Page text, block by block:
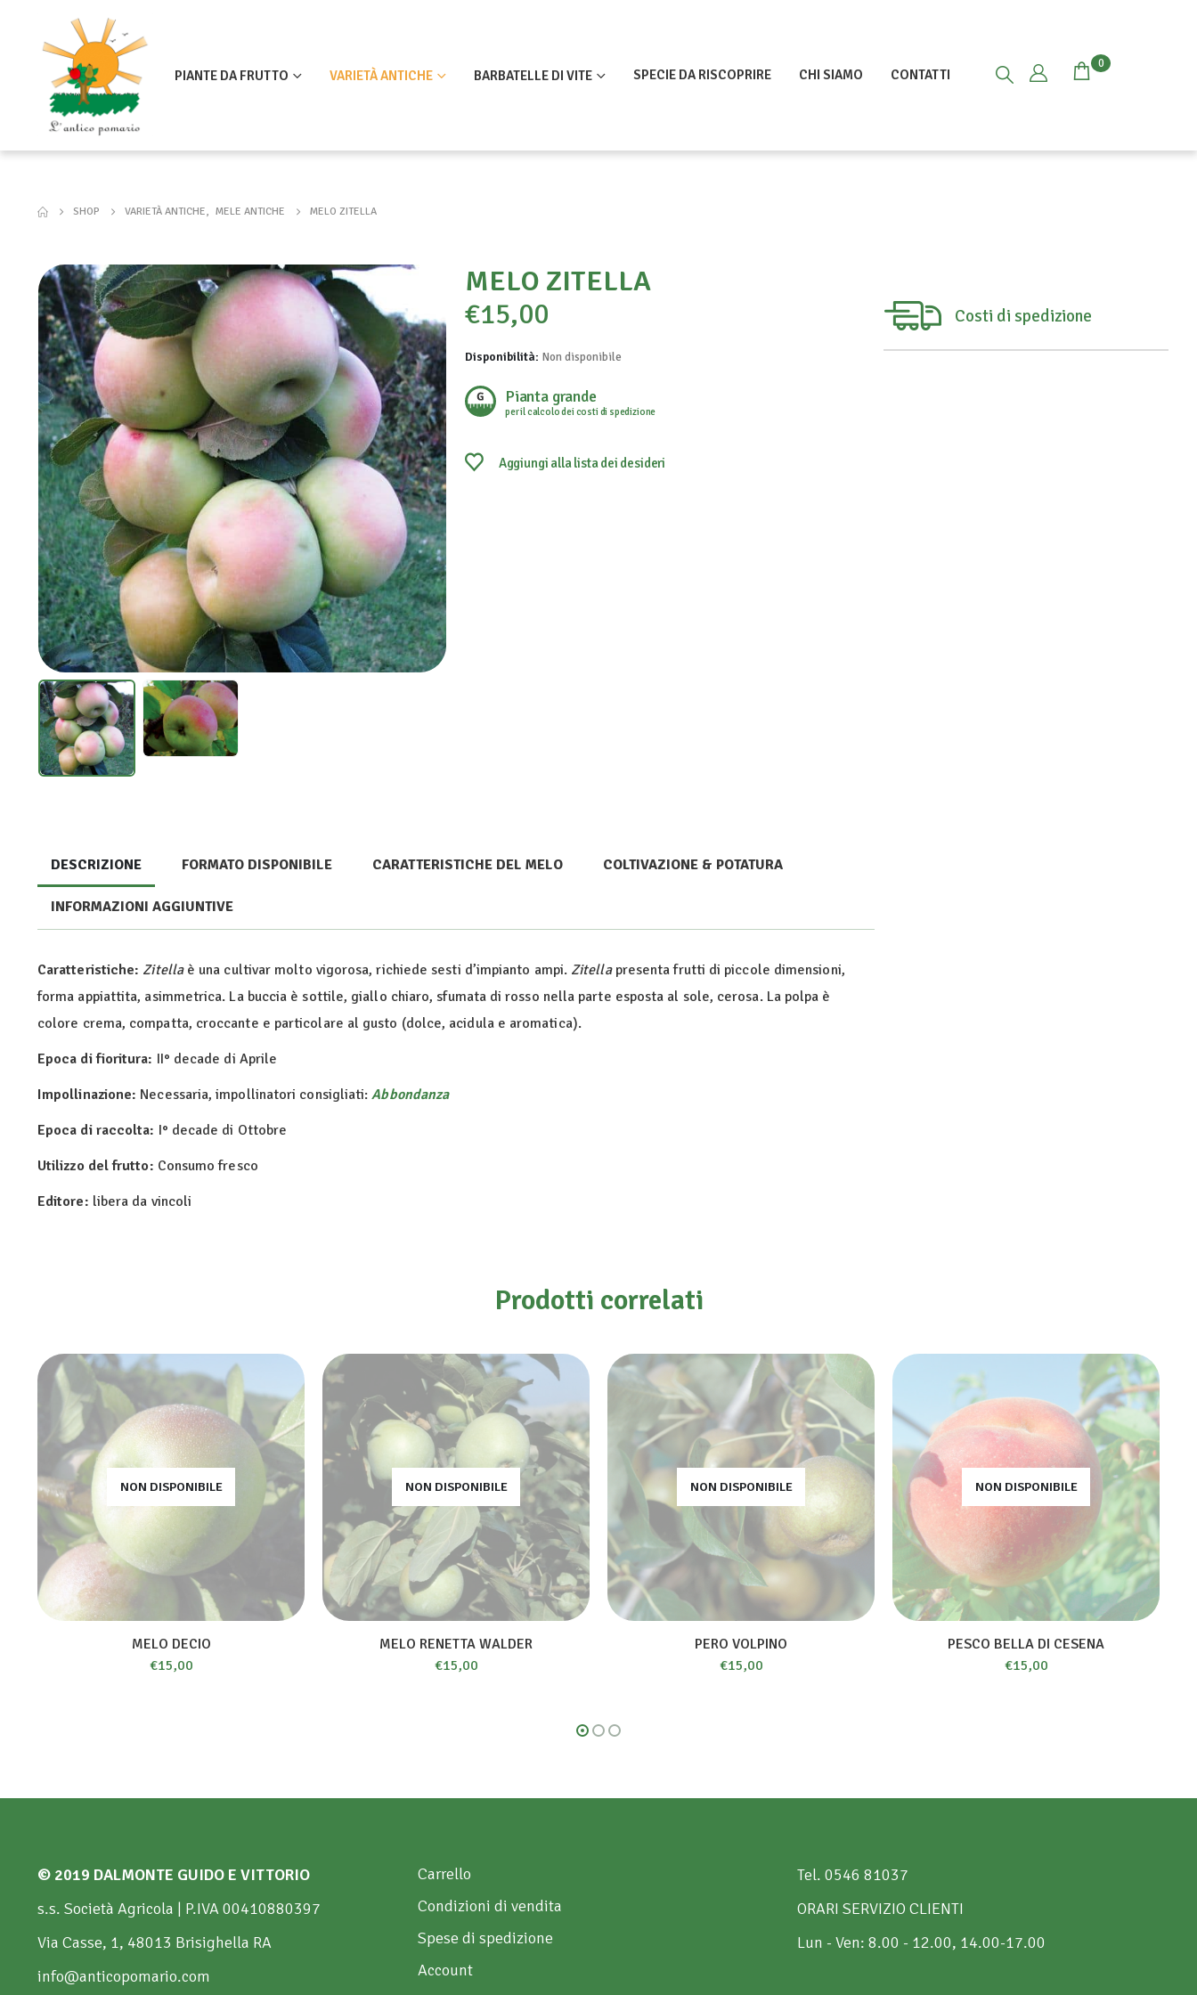
PIANTE DA FRUTTO VARIETÀ ANTICHE BARBATELLE DI VITE SPECIE DA RISCOPRIRE CHI SIAMO CONTATTI
0
SHOP VARIETÀ ANTICHE, MELE ANTICHE MELO ZITELLA
MELO ZITELLA
€15,00
Disponibilità: Non disponibile
Pianta grande
per il calcolo dei costi di spedizione
Aggiungi alla lista dei desideri
DESCRIZIONE FORMATO DISPONIBILE CARATTERISTICHE DEL MELO COLTIVAZIONE & POTATURA
INFORMAZIONI AGGIUNTIVE
Caratteristiche: Zitella è una cultivar molto vigorosa, richiede sesti d’impianto ampi. Zitellapresenta frutti di piccole dimensioni,
forma appiattita, asimmetrica. La buccia è sottile, giallo chiaro, sfumata di rosso nella parte esposta al sole, cerosa. La polpa è
colore crema, compatta, croccante e particolare al gusto (dolce, acidula e aromatica).
Epoca di fioritura: II° decade di Aprile
Impollinazione: Necessaria, impollinatori consigliati:Abbondanza
Epoca di raccolta: I° decade di Ottobre
Utilizzo del frutto: Consumo fresco
Editore: libera da vincoli
Costi di spedizione
Prodotti correlati
NON DISPONIBILE
MELO DECIO
€15,00
NON DISPONIBILE
MELO RENETTA WALDER
€15,00
NON DISPONIBILE
PERO VOLPINO
€15,00
NON DISPONIBILE
PESCO BELLA DI CESENA
€15,00
© 2019 DALMONTE GUIDO E VITTORIO
s.s. Società Agricola | P.IVA 00410880397
Via Casse, 1, 48013 Brisighella RA
info@anticopomario.com
Carrello
Condizioni di vendita
Spese di spedizione
Account
Tel. 0546 81037
ORARI SERVIZIO CLIENTI
Lun - Ven: 8.00 - 12.00, 14.00-17.00